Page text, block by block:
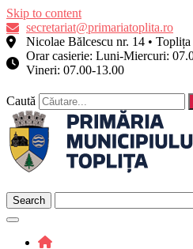
Skip to content
secretariat@primariatoplita.ro
Nicolae Bălcescu nr. 14 •
Orar casierie: Luni-Miercuri:
Vineri: 07.00-13.00
Caută